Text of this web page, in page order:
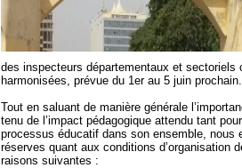
des inspecteurs départementaux et sectoriels
harmonisées, prévue du 1er au 5 juin prochain.
Tout en saluant de manière générale
tenu de l’impact pédagogique attendu tant
processus éducatif dans son ensemble, nous
réserves quant aux conditions d’organisation
raisons suivantes :